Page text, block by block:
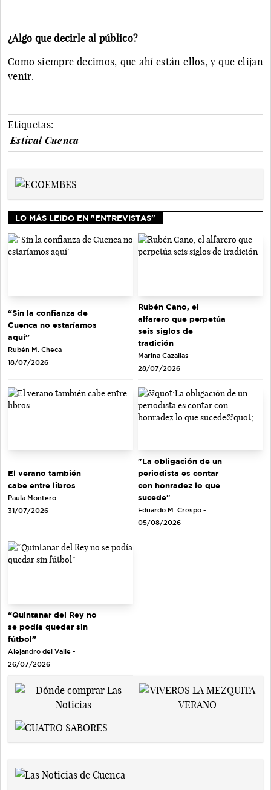
¿Algo que decirle al público?
Como siempre decimos, que ahí están ellos, y que elijan
venir.
Etiquetas:
Estival Cuenca
LO MÁS LEIDO EN "ENTREVISTAS"
“Sin la confianza de
Cuenca no estaríamos
aquí”
Rubén M. Checa -
18/07/2026
Rubén Cano, el
alfarero que perpetúa
seis siglos de
tradición
Marina Cazallas -
28/07/2026
El verano también
cabe entre libros
Paula Montero -
31/07/2026
"La obligación de un
periodista es contar
con honradez lo que
sucede"
Eduardo M. Crespo -
05/08/2026
“Quintanar del Rey no
se podía quedar sin
fútbol”
Alejandro del Valle -
26/07/2026